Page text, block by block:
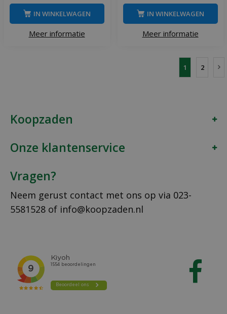
Meer informatie
IN WINKELWAGEN
Meer informatie
IN WINKELWAGEN
1 2
Koopzaden
Onze klantenservice
Vragen?
Neem gerust contact met ons op via 023-
5581528 of info@koopzaden.nl